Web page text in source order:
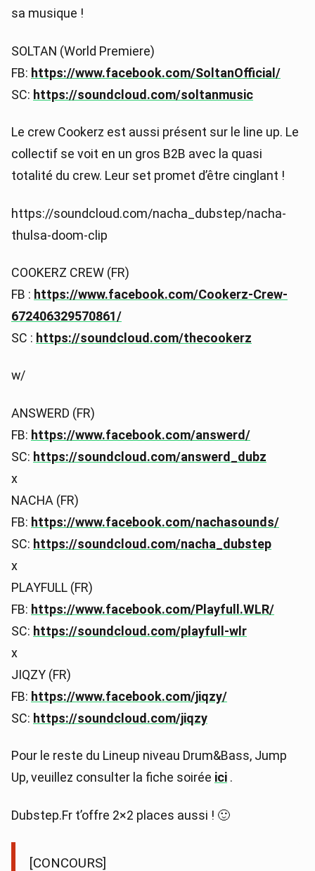
sa musique !
SOLTAN (World Premiere)
FB: https://www.facebook.com/SoltanOfficial/
SC: https://soundcloud.com/soltanmusic
Le crew Cookerz est aussi présent sur le line up. Le
collectif se voit en un gros B2B avec la quasi
totalité du crew. Leur set promet d’être cinglant !
https://soundcloud.com/nacha_dubstep/nacha-
thulsa-doom-clip
COOKERZ CREW (FR)
FB : https://www.facebook.com/Cookerz-Crew-
672406329570861/
SC : https://soundcloud.com/thecookerz
w/
ANSWERD (FR)
FB: https://www.facebook.com/answerd/
SC: https://soundcloud.com/answerd_dubz
x
NACHA (FR)
FB: https://www.facebook.com/nachasounds/
SC: https://soundcloud.com/nacha_dubstep
x
PLAYFULL (FR)
FB: https://www.facebook.com/Playfull.WLR/
SC: https://soundcloud.com/playfull-wlr
x
JIQZY (FR)
FB: https://www.facebook.com/jiqzy/
SC: https://soundcloud.com/jiqzy
Pour le reste du Lineup niveau Drum&Bass, Jump
Up, veuillez consulter la fiche soirée ici .
Dubstep.Fr t’offre 2×2 places aussi ! 🙂
[CONCOURS]